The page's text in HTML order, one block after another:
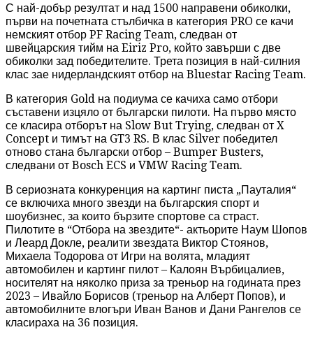
С най-добър резултат и над 1500 направени обиколки,
първи на почетната стълбичка в категория PRO се качи
немският отбор PF Racing Team, следван от
швейцарския тийм на Eiriz Pro, който завърши с две
обиколки зад победителите. Трета позиция в най-силния
клас зае нидерландският отбор на Bluestar Racing Team.
В категория Gold на подиума се качиха само отбори
съставени изцяло от български пилоти. На първо място
се класира отборът на Slow But Trying, следван от X
Concept и тимът на GT3 RS. В клас Silver победител
отново стана български отбор – Bumper Busters,
следвани от Bosch ECS и VMW Racing Team.
В сериозната конкуренция на картинг писта „Пауталия“
се включиха много звезди на българския спорт и
шоубизнес, за които бързите спортове са страст.
Пилотите в “Отбора на звездите“- актьорите Наум Шопов
и Леард Докле, реалити звездата Виктор Стоянов,
Михаела Тодорова от Игри на волята, младият
автомобилен и картинг пилот – Калоян Върбицалиев,
носителят на няколко приза за треньор на годината през
2023 – Ивайло Борисов (треньор на Алберт Попов), и
автомобилните влогъри Иван Ванов и Дани Рангелов се
класираха на 36 позиция.